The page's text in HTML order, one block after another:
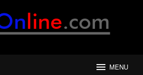
MENU